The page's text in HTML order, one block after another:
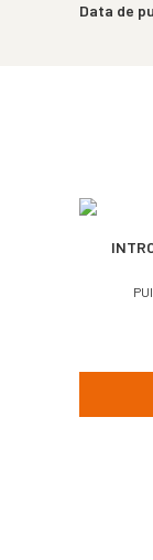
Data de